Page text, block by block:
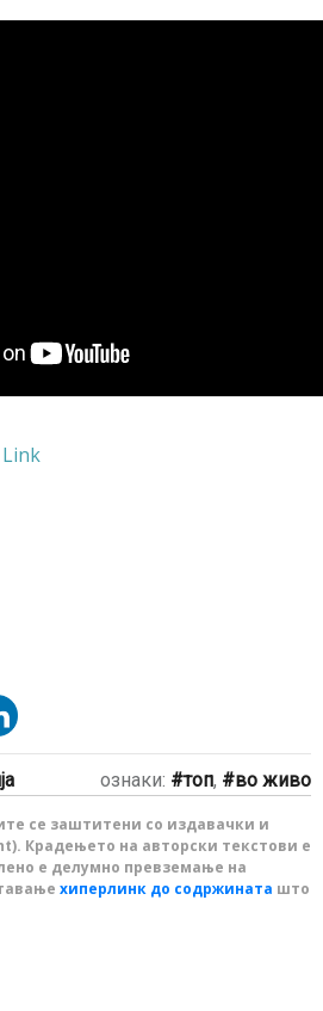
ознаки: топ, во живо
се заштитени со издавачки и
Крадењето на авторски текстови е
е делумно превземање на
хиперлинк до содржината што